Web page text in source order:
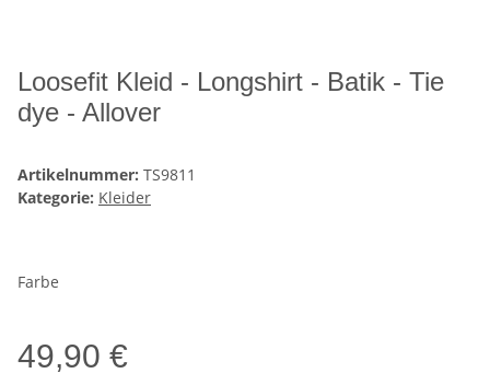
Loosefit Kleid - Longshirt - Batik - Tie
dye - Allover
Artikelnummer: TS9811
Kategorie: Kleider
Farbe
49,90 €